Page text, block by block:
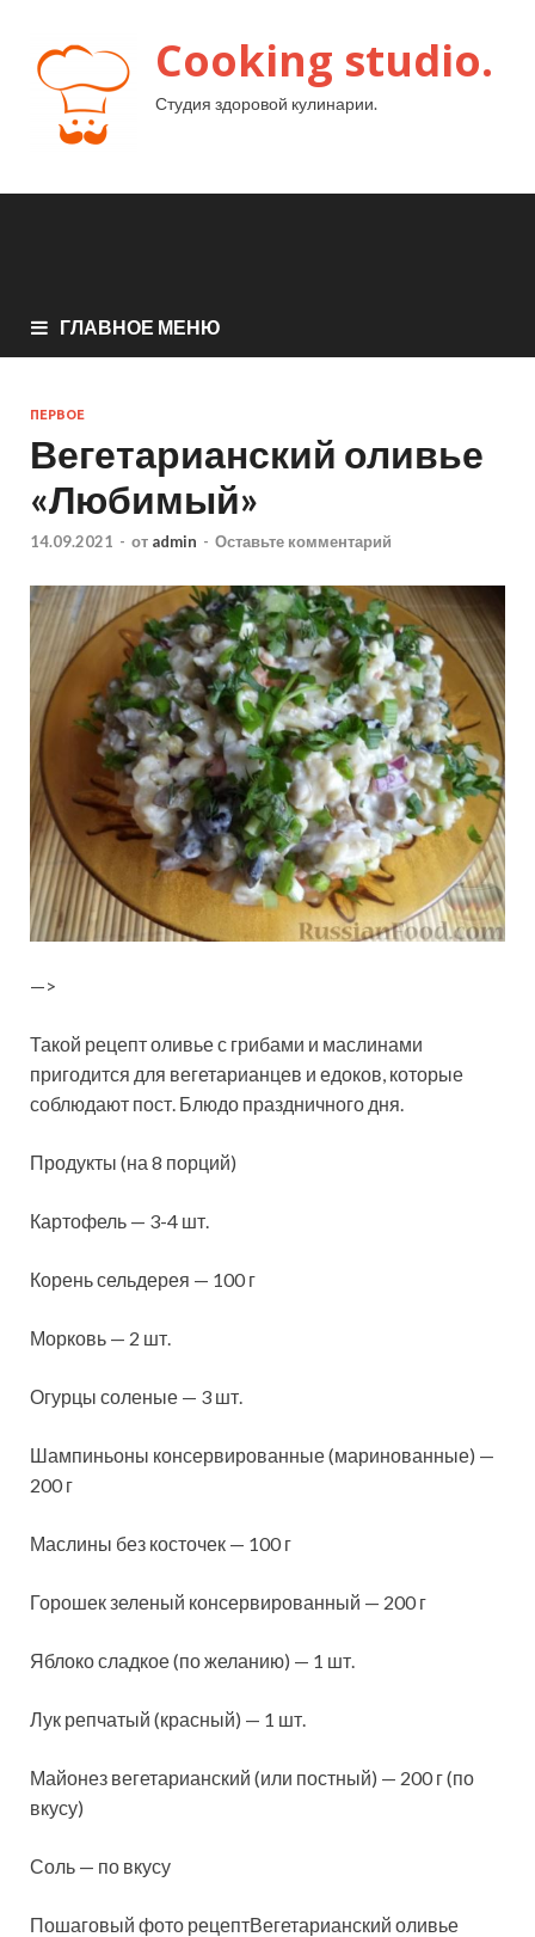
Cooking studio.
Студия здоровой кулинарии.
ГЛАВНОЕ МЕНЮ
ПЕРВОЕ
Вегетарианский оливье
«Любимый»
14.09.2021 - от admin - Оставьте комментарий
—>
Такой рецепт оливье с грибами и маслинами
пригодится для вегетарианцев и едоков, которые
соблюдают пост. Блюдо праздничного дня.
Продукты (на 8 порций)
Картофель — 3-4 шт.
Корень сельдерея — 100 г
Морковь — 2 шт.
Огурцы соленые — 3 шт.
Шампиньоны консервированные (маринованные) —
200 г
Маслины без косточек — 100 г
Горошек зеленый консервированный — 200 г
Яблоко сладкое (по желанию) — 1 шт.
Лук репчатый (красный) — 1 шт.
Майонез вегетарианский (или постный) — 200 г (по
вкусу)
Соль — по вкусу
Пошаговый фото рецептВегетарианский оливье